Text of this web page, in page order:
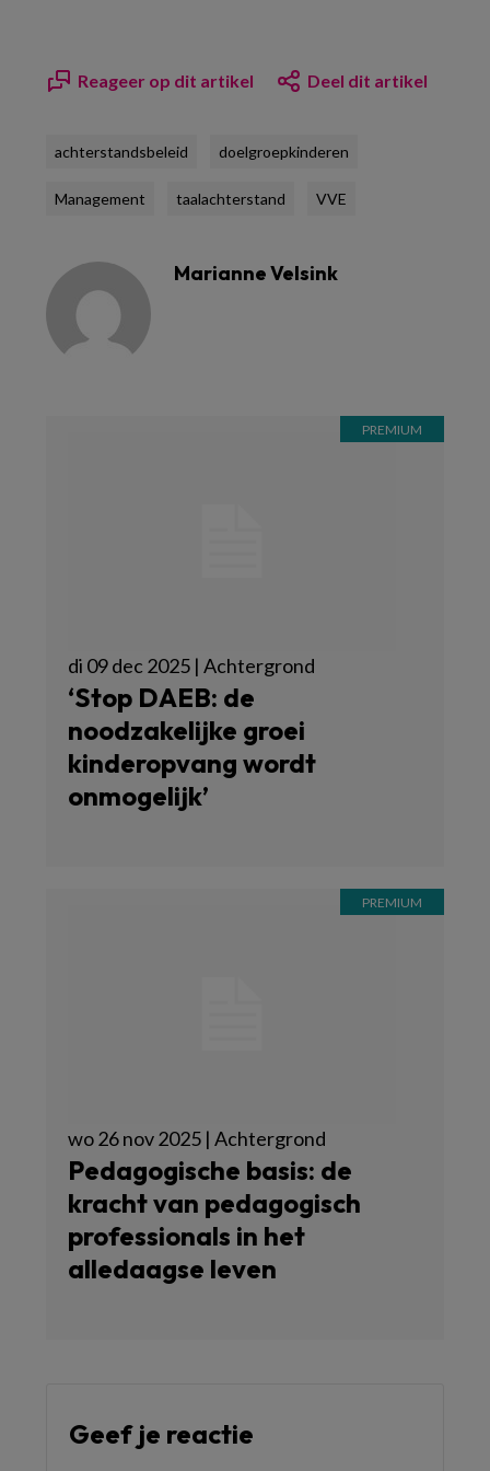
Reageer op dit artikel Deel dit artikel
achterstandsbeleid doelgroepkinderen
Management taalachterstand VVE
Marianne Velsink
di 09 dec 2025 | Achtergrond
‘Stop DAEB: de
noodzakelijke groei
kinderopvang wordt
onmogelijk’
wo 26 nov 2025 | Achtergrond
Pedagogische basis: de
kracht van pedagogisch
professionals in het
alledaagse leven
Geef je reactie